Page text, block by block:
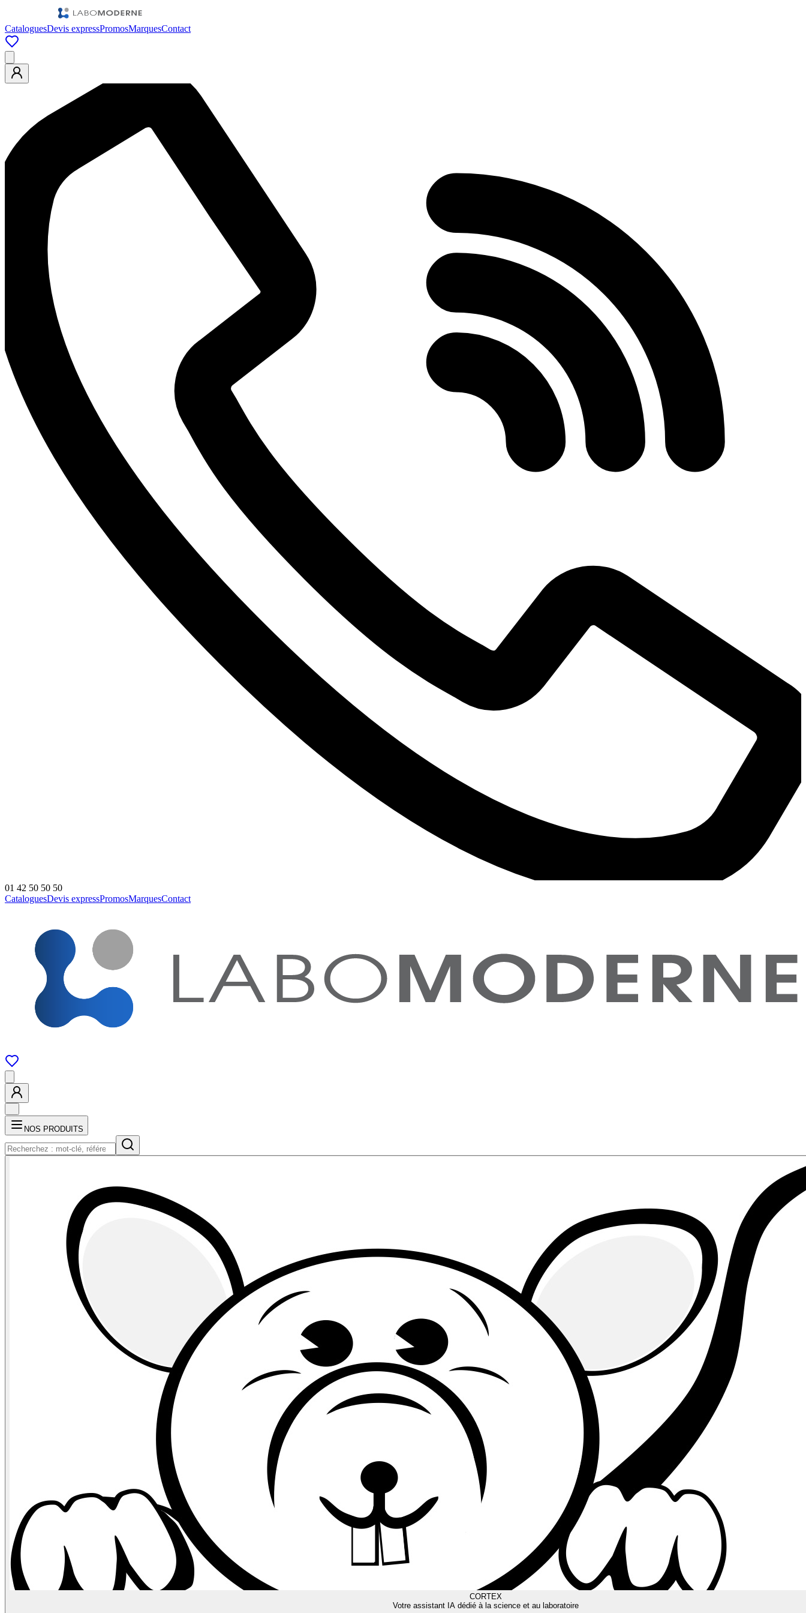
CataloguesDevis expressPromosMarquesContact
01 42 50 50 50
CataloguesDevis expressPromosMarquesContact
NOS PRODUITS
CORTEX
Votre assistant IA dédié à la science et au laboratoire